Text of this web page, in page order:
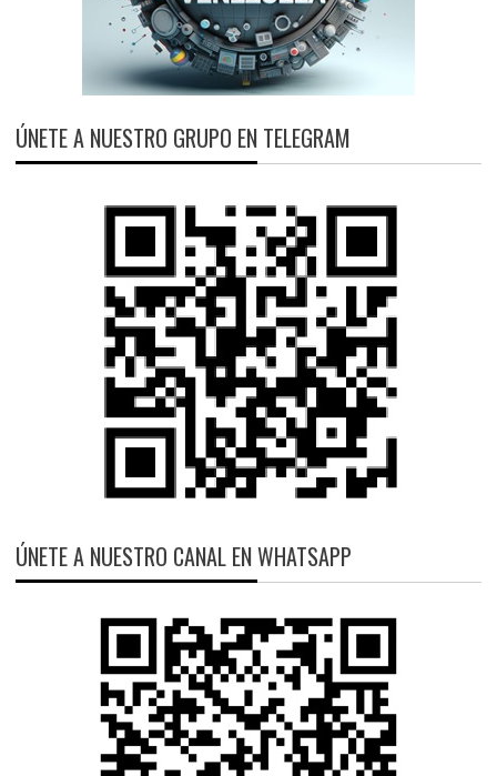
ÚNETE A NUESTRO GRUPO EN TELEGRAM
ÚNETE A NUESTRO CANAL EN WHATSAPP